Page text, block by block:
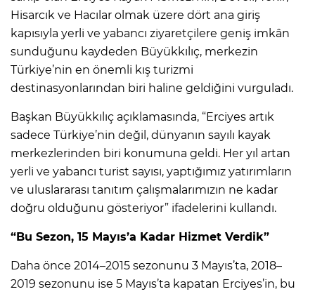
Hisarcık ve Hacılar olmak üzere dört ana giriş
kapısıyla yerli ve yabancı ziyaretçilere geniş imkân
sunduğunu kaydeden Büyükkılıç, merkezin
Türkiye’nin en önemli kış turizmi
destinasyonlarından biri haline geldiğini vurguladı.
Başkan Büyükkılıç açıklamasında, “Erciyes artık
sadece Türkiye’nin değil, dünyanın sayılı kayak
merkezlerinden biri konumuna geldi. Her yıl artan
yerli ve yabancı turist sayısı, yaptığımız yatırımların
ve uluslararası tanıtım çalışmalarımızın ne kadar
doğru olduğunu gösteriyor” ifadelerini kullandı.
“Bu Sezon, 15 Mayıs’a Kadar Hizmet Verdik”
Daha önce 2014–2015 sezonunu 3 Mayıs’ta, 2018–
2019 sezonunu ise 5 Mayıs’ta kapatan Erciyes’in, bu